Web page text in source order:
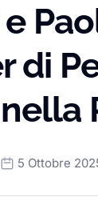
e
di
5 Ottobre